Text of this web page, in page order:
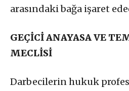
arasındaki bağa işaret
GEÇİCİ ANAYASA VE
MECLİSİ
Darbecilerin hukuk